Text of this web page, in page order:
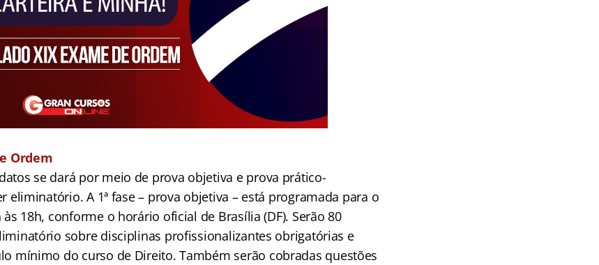
Ordem
se dará por meio de prova objetiva e prova prático-
eliminatório. A 1ª fase – prova objetiva – está programada para o
18h, conforme o horário oficial de Brasília (DF). Serão 80
sobre disciplinas profissionalizantes obrigatórias e
mínimo do curso de Direito. Também serão cobradas questões